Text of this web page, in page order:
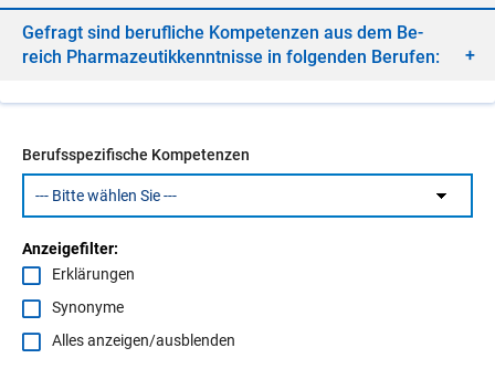
Ge­fragt sind be­ruf­li­che Kom­pe­ten­zen aus dem Be­
reich Phar­ma­zeu­tik­kennt­nis­se in fol­gen­den Be­ru­fen:
Berufsspezifische Kompetenzen
Anzeigefilter:
Erklärungen
Synonyme
Alles anzeigen/ausblenden